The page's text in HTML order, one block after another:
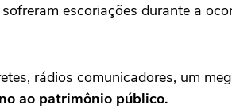
escoriações durante a
rádios comunicadores, um
ao patrimônio público.